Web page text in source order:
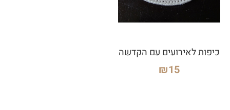
כיפות לאירועים עם הקדשה
₪15